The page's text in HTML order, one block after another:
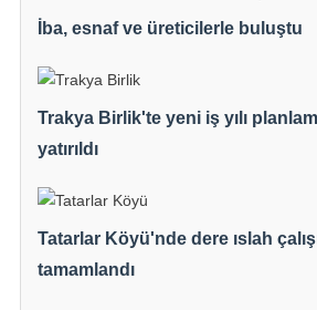
İba, esnaf ve üreticilerle buluştu
Trakya Birlik'te yeni iş yılı
yatırıldı
Tatarlar Köyü'nde dere ıslah
tamamlandı